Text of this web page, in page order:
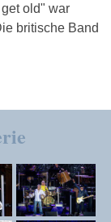
old" war
britische Band